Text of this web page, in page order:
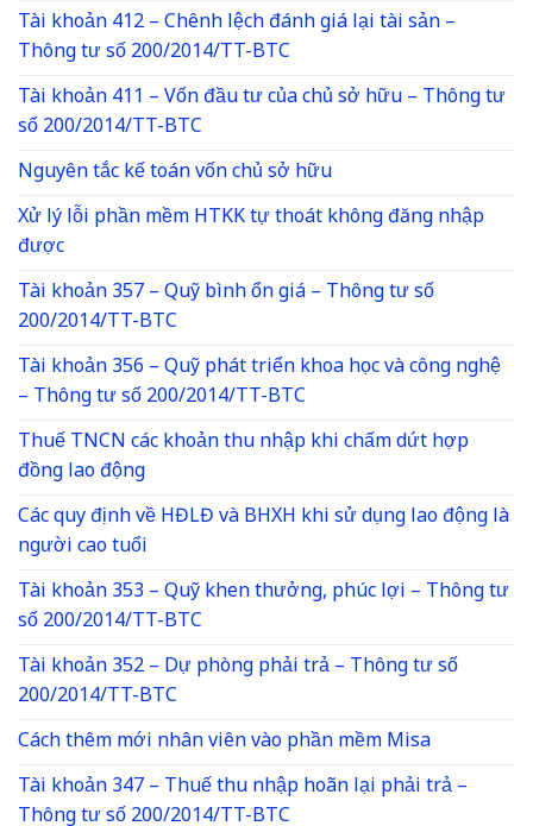
Tài khoản 412 – Chênh lệch đánh giá lại tài sản –
Thông tư số 200/2014/TT-BTC
Tài khoản 411 – Vốn đầu tư của chủ sở hữu – Thông tư
số 200/2014/TT-BTC
Nguyên tắc kế toán vốn chủ sở hữu
Xử lý lỗi phần mềm HTKK tự thoát không đăng nhập
được
Tài khoản 357 – Quỹ bình ổn giá – Thông tư số
200/2014/TT-BTC
Tài khoản 356 – Quỹ phát triển khoa học và công nghệ
– Thông tư số 200/2014/TT-BTC
Thuế TNCN các khoản thu nhập khi chấm dứt hợp
đồng lao động
Các quy định về HĐLĐ và BHXH khi sử dụng lao động là
người cao tuổi
Tài khoản 353 – Quỹ khen thưởng, phúc lợi – Thông tư
số 200/2014/TT-BTC
Tài khoản 352 – Dự phòng phải trả – Thông tư số
200/2014/TT-BTC
Cách thêm mới nhân viên vào phần mềm Misa
Tài khoản 347 – Thuế thu nhập hoãn lại phải trả –
Thông tư số 200/2014/TT-BTC